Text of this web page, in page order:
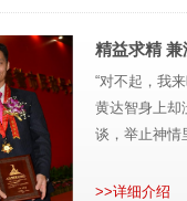
精益求精 兼
“对不起，我
黄达智身上却
谈，举止神情
>>详细介绍